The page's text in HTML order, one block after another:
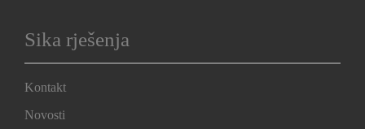
Sika rješenja
Kontakt
Novosti